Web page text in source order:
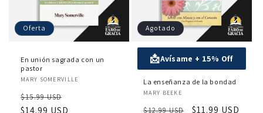
Oferta
En unión sagrada con un
pastor
Proveedor:
MARY SOMERVILLE
Precio
habitual
$15.99 USD
$14.99 USD
Agotado
La enseñanza de la bondad
Proveedor:
MARY BEEKE
Precio
$12.99 USD
Precio
$11.99 USD
📩Avísame + 15% Off